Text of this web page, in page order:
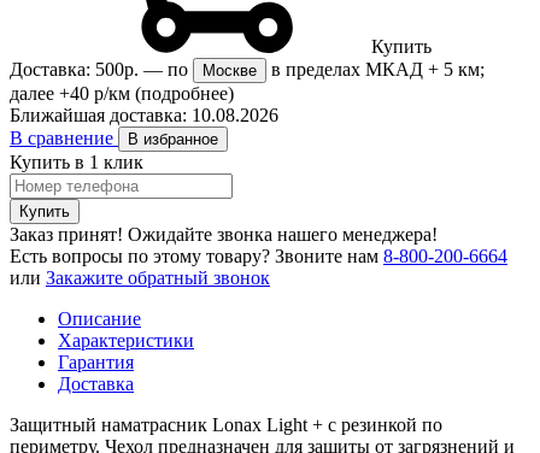
Купить
Доставка: 500р. — по Москве
в пределах МКАД + 5 км;
далее +40 р/км (подробнее)
Ближайшая доставка: 10.08.2026
В сравнение
В избранное
Купить в 1 клик
Купить
Заказ принят! Ожидайте звонка нашего менеджера!
Есть вопросы по этому товару? Звоните нам 8-800-200-6664
или Закажите обратный звонок
Описание
Характеристики
Гарантия
Доставка
Защитный наматрасник Lonax Light + с резинкой по
периметру. Чехол предназначен для защиты от загрязнений и